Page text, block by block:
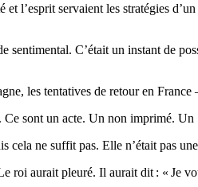
l’esprit servaient les stratégies
C’était un instant de
les tentatives de retour en
sont un acte. Un non imprimé.
cela ne suffit pas. Elle n’était pas
roi aurait pleuré. Il aurait dit : « Je